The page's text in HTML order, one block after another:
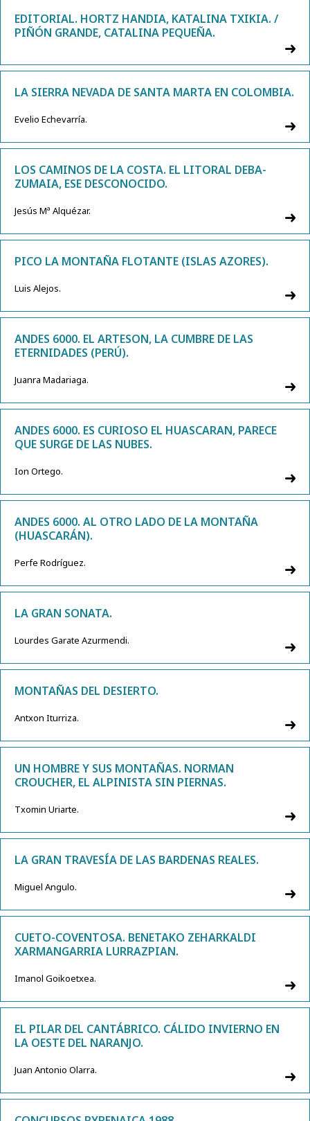
EDITORIAL. HORTZ HANDIA, KATALINA TXIKIA. /
PIÑÓN GRANDE, CATALINA PEQUEÑA.
LA SIERRA NEVADA DE SANTA MARTA EN COLOMBIA.
Evelio Echevarría.
LOS CAMINOS DE LA COSTA. EL LITORAL DEBA-
ZUMAIA, ESE DESCONOCIDO.
Jesús Mª Alquézar.
PICO LA MONTAÑA FLOTANTE (ISLAS AZORES).
Luis Alejos.
ANDES 6000. EL ARTESON, LA CUMBRE DE LAS
ETERNIDADES (PERÚ).
Juanra Madariaga.
ANDES 6000. ES CURIOSO EL HUASCARAN, PARECE
QUE SURGE DE LAS NUBES.
Ion Ortego.
ANDES 6000. AL OTRO LADO DE LA MONTAÑA
(HUASCARÁN).
Perfe Rodríguez.
LA GRAN SONATA.
Lourdes Garate Azurmendi.
MONTAÑAS DEL DESIERTO.
Antxon Iturriza.
UN HOMBRE Y SUS MONTAÑAS. NORMAN
CROUCHER, EL ALPINISTA SIN PIERNAS.
Txomin Uriarte.
LA GRAN TRAVESÍA DE LAS BARDENAS REALES.
Miguel Angulo.
CUETO-COVENTOSA. BENETAKO ZEHARKALDI
XARMANGARRIA LURRAZPIAN.
Imanol Goikoetxea.
EL PILAR DEL CANTÁBRICO. CÁLIDO INVIERNO EN
LA OESTE DEL NARANJO.
Juan Antonio Olarra.